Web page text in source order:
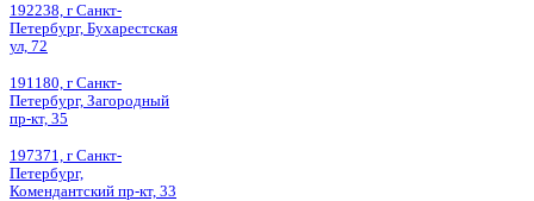
192238, г Санкт-
Петербург, Бухарестская
ул, 72
191180, г Санкт-
Петербург, Загородный
пр-кт, 35
197371, г Санкт-
Петербург,
Комендантский пр-кт, 33